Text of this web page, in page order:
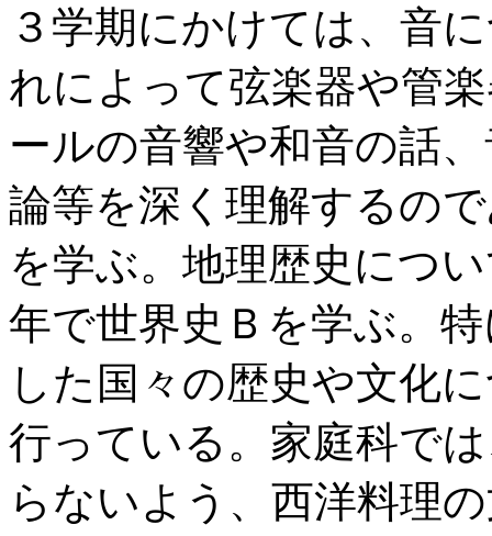
３学期にかけては、音
れによって弦楽器や管
ールの音響や和音の話
論等を深く理解するの
を学ぶ。地理歴史につ
年で世界史Ｂを学ぶ。
した国々の歴史や文化
行っている。家庭科で
らないよう、西洋料理